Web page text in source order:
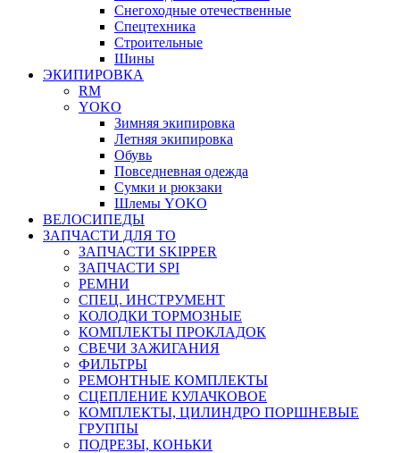
Снегоходные отечественные
Спецтехника
Строительные
Шины
ЭКИПИРОВКА
RM
YOKO
Зимняя экипировка
Летняя экипировка
Обувь
Повседневная одежда
Сумки и рюкзаки
Шлемы YOKO
ВЕЛОСИПЕДЫ
ЗАПЧАСТИ ДЛЯ ТО
ЗАПЧАСТИ SKIPPER
ЗАПЧАСТИ SPI
РЕМНИ
СПЕЦ. ИНСТРУМЕНТ
КОЛОДКИ ТОРМОЗНЫЕ
КОМПЛЕКТЫ ПРОКЛАДОК
СВЕЧИ ЗАЖИГАНИЯ
ФИЛЬТРЫ
РЕМОНТНЫЕ КОМПЛЕКТЫ
СЦЕПЛЕНИЕ КУЛАЧКОВОЕ
КОМПЛЕКТЫ, ЦИЛИНДРО ПОРШНЕВЫЕ
ГРУППЫ
ПОДРЕЗЫ, КОНЬКИ